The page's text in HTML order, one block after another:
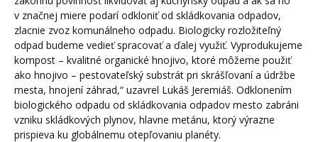
v značnej miere podarí odkloniť od skládkovania odpadov,
zlacnie zvoz komunálneho odpadu. Biologicky rozložiteľný
odpad budeme vedieť spracovať a ďalej využiť. Vyprodukujeme
kompost – kvalitné organické hnojivo, ktoré môžeme použiť
ako hnojivo – pestovateľský substrát pri skrášľovaní a údržbe
mesta, hnojení záhrad,“ uzavrel Lukáš Jeremiáš. Odklonením
biologického odpadu od skládkovania odpadov mesto zabráni
vzniku skládkových plynov, hlavne metánu, ktorý výrazne
prispieva ku globálnemu otepľovaniu planéty.